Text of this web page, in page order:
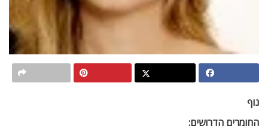
נוף
החומרים הדרושים: